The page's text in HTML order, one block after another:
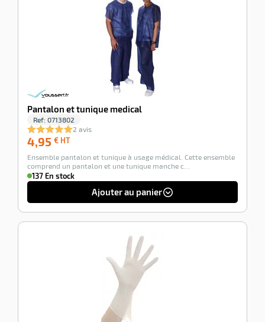
Pantalon et tunique medical
Ref: 0713802
2 avis
4,95 € HT
HT
Ensemble pantalon et tunique à usage médical. Cette ensemble
comprend un pantalon et une tunique manche c…
137 En stock
Ajouter au panier